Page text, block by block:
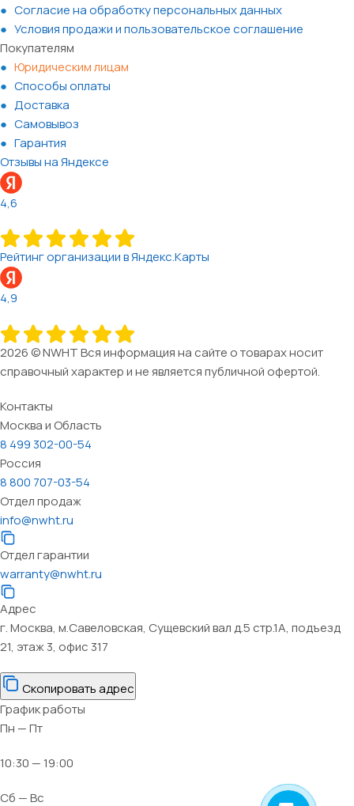
Согласие на обработку персональных данных
Условия продажи и пользовательское соглашение
Покупателям
Юридическим лицам
Способы оплаты
Доставка
Самовывоз
Гарантия
Отзывы на Яндексе
4,6
Рейтинг организации в Яндекс.Карты
4,9
2026 © NWHT Вся информация на сайте о товарах носит
справочный характер и не является публичной офертой.
Контакты
Москва и Область
8 499 302-00-54
Россия
8 800 707-03-54
Отдел продаж
info@nwht.ru
Отдел гарантии
warranty@nwht.ru
Адрес
г. Москва, м.Савеловская, Сущевский вал д.5 стр.1А, подъезд
21, этаж 3, офис 317
Скопировать адрес
График работы
Пн — Пт
10:30 — 19:00
Сб — Вс